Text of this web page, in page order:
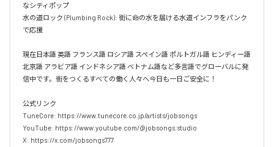
なシティポップ
水の道ロック (Plumbing Rock): 街に命の水を届ける水道インフラをパンク
で応援
現在日本語 英語 フランス語 ロシア語 スペイン語 ポルトガル語 ヒンディー語
北京語 アラビア語 インドネシア語 ベトナム語など多言語でグローバルに発
信中です。街をつくるすべての働く人々へ今日も一日ご安全に！
公式リンク
TuneCore: https://www.tunecore.co.jp/artists/jobsongs
YouTube: https://www.youtube.com/@jobsongs.studio
X: https://x.com/jobsongs777